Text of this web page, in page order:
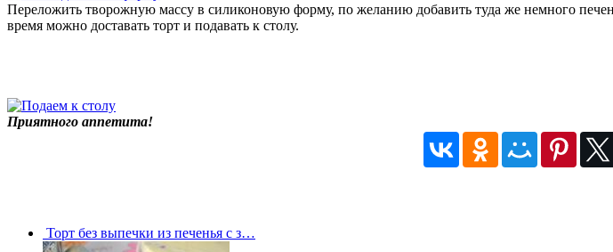
Переложить творожную массу в силиконовую форму, по желанию добавить туда же немного
время можно доставать торт и подавать к столу.
Приятного аппетита!
Торт без выпечки из печенья с з…